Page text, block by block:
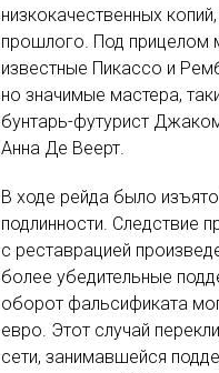
низкокачественных
прошлого. Под прицелом
известные Пикассо и
но значимые мастера,
бунтарь-футурист
Анна Де Веерт.
В ходе рейда было
подлинности. Следствие
с реставрацией
более убедительные
оборот фальсификата
евро. Этот случай
сети, занимавшейся